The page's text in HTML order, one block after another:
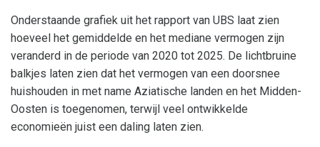
Onderstaande grafiek uit het rapport van UBS laat zien
hoeveel het gemiddelde en het mediane vermogen zijn
veranderd in de periode van 2020 tot 2025. De lichtbruine
balkjes laten zien dat het vermogen van een doorsnee
huishouden in met name Aziatische landen en het Midden-
Oosten is toegenomen, terwijl veel ontwikkelde
economieën juist een daling laten zien.